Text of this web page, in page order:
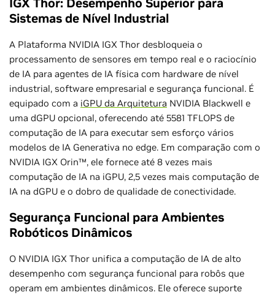
IGX Thor: Desempenho Superior para
Sistemas de Nível Industrial
A Plataforma NVIDIA IGX Thor desbloqueia o
processamento de sensores em tempo real e o raciocínio
de IA para agentes de IA física com hardware de nível
industrial, software empresarial e segurança funcional. É
equipado com a iGPU da Arquitetura NVIDIA Blackwell e
uma dGPU opcional, oferecendo até 5581 TFLOPS de
computação de IA para executar sem esforço vários
modelos de IA Generativa no edge. Em comparação com o
NVIDIA IGX Orin™, ele fornece até 8 vezes mais
computação de IA na iGPU, 2,5 vezes mais computação de
IA na dGPU e o dobro de qualidade de conectividade.
Segurança Funcional para Ambientes
Robóticos Dinâmicos
O NVIDIA IGX Thor unifica a computação de IA de alto
desempenho com segurança funcional para robôs que
operam em ambientes dinâmicos. Ele oferece suporte